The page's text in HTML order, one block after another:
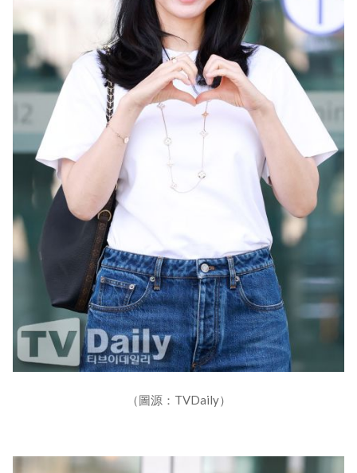
（圖源：TVDaily）